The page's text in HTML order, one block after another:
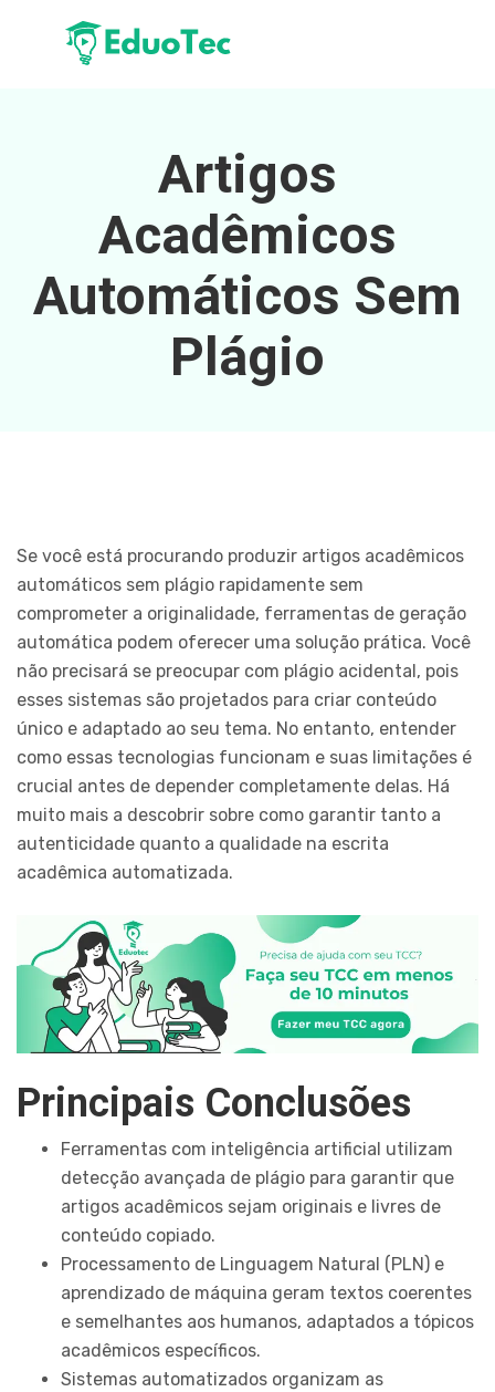
Artigos
Acadêmicos
Automáticos Sem
Plágio
Se você está procurando produzir artigos acadêmicos
automáticos sem plágio rapidamente sem
comprometer a originalidade, ferramentas de geração
automática podem oferecer uma solução prática. Você
não precisará se preocupar com plágio acidental, pois
esses sistemas são projetados para criar conteúdo
único e adaptado ao seu tema. No entanto, entender
como essas tecnologias funcionam e suas limitações é
crucial antes de depender completamente delas. Há
muito mais a descobrir sobre como garantir tanto a
autenticidade quanto a qualidade na escrita
acadêmica automatizada.
Principais Conclusões
Ferramentas com inteligência artificial utilizam
detecção avançada de plágio para garantir que
artigos acadêmicos sejam originais e livres de
conteúdo copiado.
Processamento de Linguagem Natural (PLN) e
aprendizado de máquina geram textos coerentes
e semelhantes aos humanos, adaptados a tópicos
acadêmicos específicos.
Sistemas automatizados organizam as